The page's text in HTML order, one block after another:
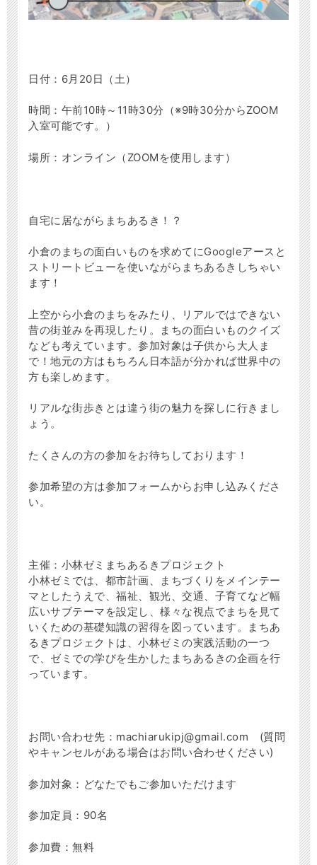
日付：6月20日（土）
時間：午前10時～11時30分（※9時30分からZOOM
入室可能です。）
場所：オンライン（ZOOMを使用します）
自宅に居ながらまちあるき！？
小倉のまちの面白いものを求めてにGoogleアースと
ストリートビューを使いながらまちあるきしちゃい
ます！
上空から小倉のまちをみたり、リアルではできない
昔の街並みを再現したり。まちの面白いものクイズ
なども考えています。参加対象は子供から大人ま
で！地元の方はもちろん日本語が分かれば世界中の
方も楽しめます。
リアルな街歩きとは違う街の魅力を探しに行きまし
ょう。
たくさんの方の参加をお待ちしております！
参加希望の方は参加フォームからお申し込みくださ
い。
主催：小林ゼミまちあるきプロジェクト
小林ゼミでは、都市計画、まちづくりをメインテー
マとしたうえで、福祉、観光、交通、子育てなど幅
広いサブテーマを設定し、様々な視点でまちを見て
いくための基礎知識の習得を図っています。まちあ
るきプロジェクトは、小林ゼミの実践活動の一つ
で、ゼミでの学びを生かしたまちあるきの企画を行
っています。
お問い合わせ先：machiarukipj@gmail.com (質問
やキャンセルがある場合はお問い合わせください)
参加対象：どなたでもご参加いただけます
参加定員：90名
参加費：無料